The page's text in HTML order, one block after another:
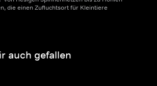
die einen Zufluchtsort für Kleintiere
auch gefallen